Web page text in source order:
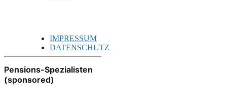
IMPRESSUM
DATENSCHUTZ
Pensions-Spezialisten
(sponsored)